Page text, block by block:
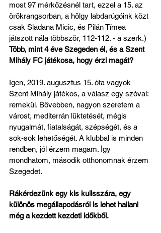
most 97 mérkőzésnél tart, ezzel a 15. az
örökrangsorban, a hölgy labdarúgóink közt
csak Sladana Micic, és Pilán Tímea
játszott nála többször, 112-112. - a szerk.)
Több, mint 4 éve Szegeden él, és a Szent
Mihály FC játékosa, hogy érzi magát?
Igen, 2019. augusztus 15. óta vagyok
Szent Mihály játékos, a válasz egy szóval:
remekül. Bővebben, nagyon szeretem a
várost, mediterrán lüktetését, mégis
nyugalmát, fiatalságát, szépségét, és a
sok-sok lehetőségét. A klubbal is minden
rendben, jól érzem magam. Így
mondhatom, második otthonomnak érzem
Szegedet.
Rákérdezünk egy kis kulisszára, egy
különös megállapodásról is lehet hallani
még a kezdett kezdeti időkből.